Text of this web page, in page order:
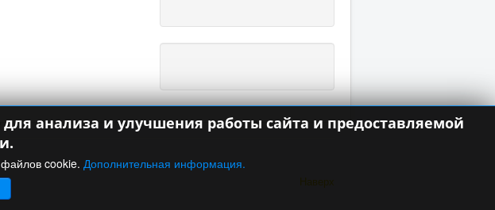
Наверх
анализа и улучшения работы сайта и предоставляемой
cookie. Дополнительная информация.